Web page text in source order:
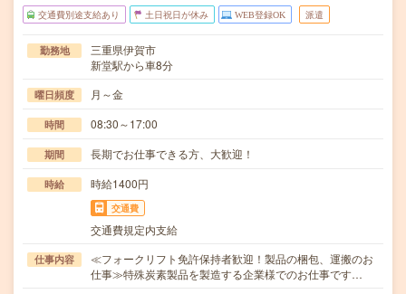
交通費別途支給あり 土日祝日が休み WEB登録OK 派遣
勤務地
三重県伊賀市
新堂駅から車8分
曜日頻度 月～金
時間 08:30～17:00
期間 長期でお仕事できる方、大歓迎！
時給 時給1400円
交通費
交通費規定内支給
仕事内容
≪フォークリフト免許保持者歓迎！製品の梱包、運搬のお
仕事≫特殊炭素製品を製造する企業様でのお仕事です…